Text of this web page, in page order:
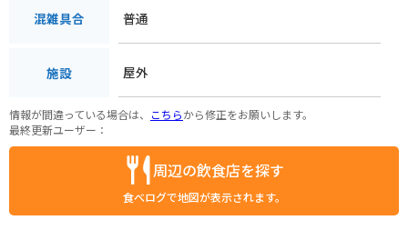
混雑具合 普通
施設 屋外
情報が間違っている場合は、 こちらから修正をお願いします。
最終更新ユーザー：
周辺の飲食店を探す
食べログで地図が表示されます。